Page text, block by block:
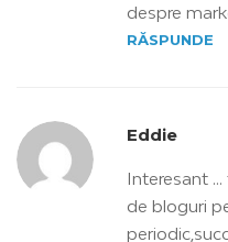
despre
RĂSPUNDE
Eddie
Interesant
de bloguri